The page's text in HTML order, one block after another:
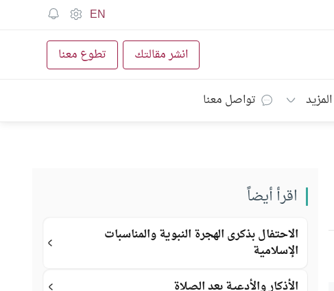
EN
انشر مقالتك تطوع معنا
المزيد تواصل معنا
اقرأ أيضاً
الاحتفال بذكرى الهجرة النبوية والمناسبات
الإسلامية
الأذكار والأدعية بعد الصلاة